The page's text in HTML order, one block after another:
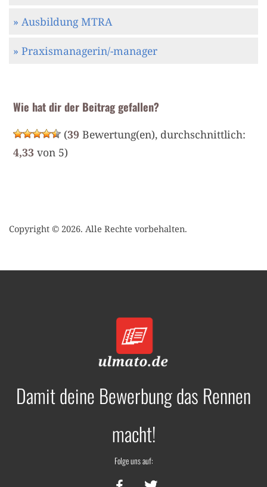
» Ausbildung MTRA
» Praxismanagerin/-manager
Wie hat dir der Beitrag gefallen?
(39 Bewertung(en), durchschnittlich:
4,33 von 5)
Copyright © 2026. Alle Rechte vorbehalten.
Damit deine Bewerbung das Rennen
macht!
Folge uns auf: